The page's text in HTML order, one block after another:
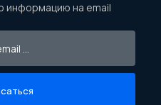
информацию на email